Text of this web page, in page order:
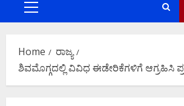
Primary
Home
ರಾಜ್ಯ
ಶಿವಮೊಗ್ಗದಲ್ಲಿ ವಿವಿಧ ಈಡೇರಿಕೆಗಳಿಗೆ ಆಗ್ರಹಿಸಿ